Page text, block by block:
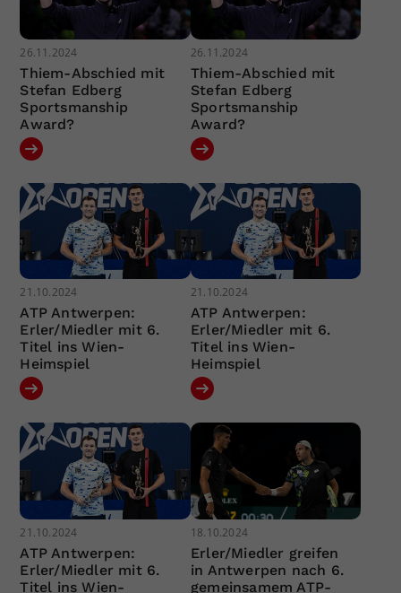
26.11.2024
Thiem-Abschied mit
Stefan Edberg
Sportsmanship
Award?
26.11.2024
Thiem-Abschied mit
Stefan Edberg
Sportsmanship
Award?
21.10.2024
ATP Antwerpen:
Erler/Miedler mit 6.
Titel ins Wien-
Heimspiel
21.10.2024
ATP Antwerpen:
Erler/Miedler mit 6.
Titel ins Wien-
Heimspiel
21.10.2024
ATP Antwerpen:
Erler/Miedler mit 6.
Titel ins Wien-
18.10.2024
Erler/Miedler greifen
in Antwerpen nach 6.
gemeinsamem ATP-